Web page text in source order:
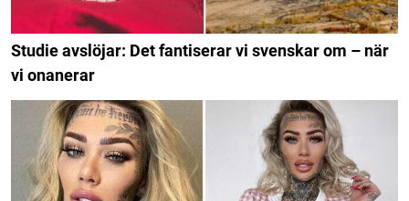
Studie avslöjar: Det fantiserar vi svenskar om – när
vi onanerar